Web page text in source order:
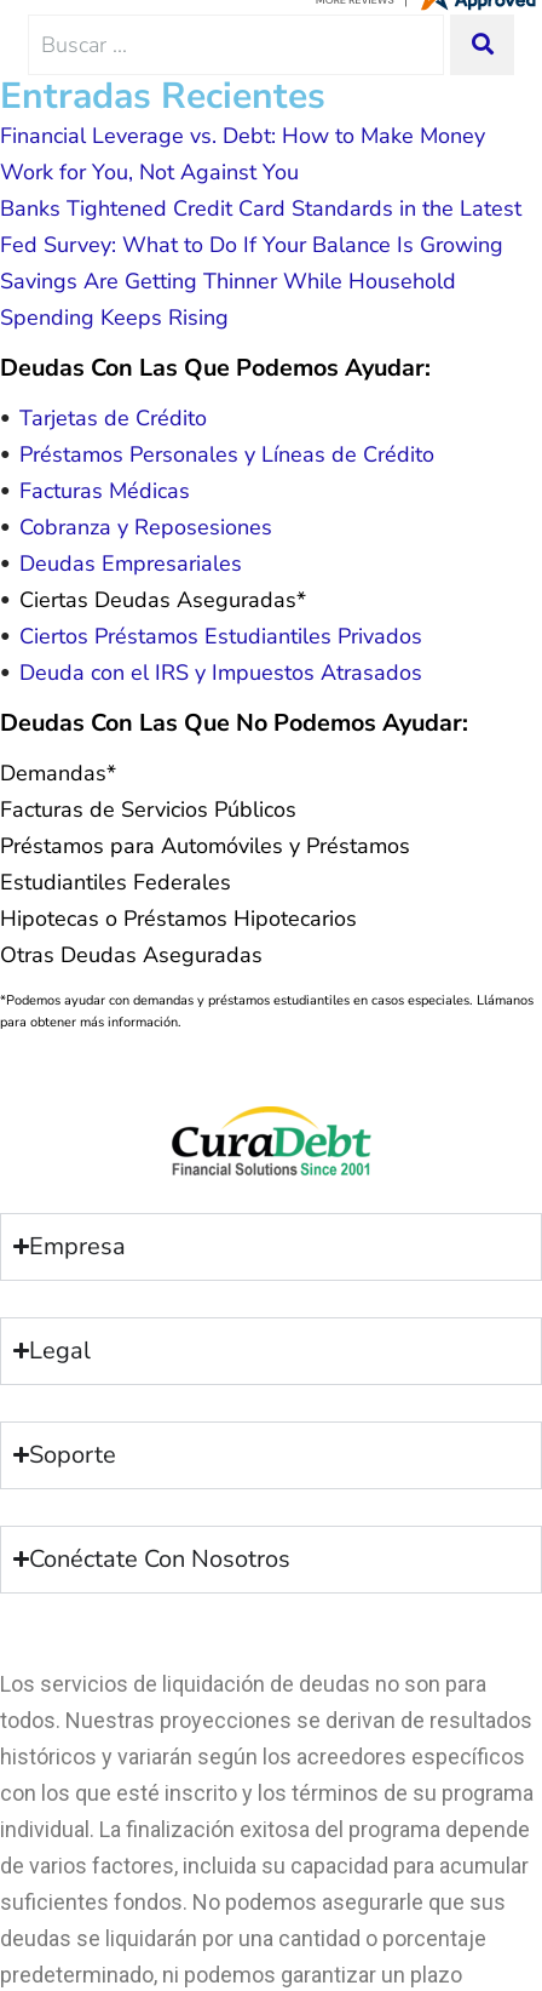
possible because of J Miller, and I am
Search
Entradas Recientes
Financial Leverage vs. Debt: How to Make Money
Work for You, Not Against You
Banks Tightened Credit Card Standards in the Latest
Fed Survey: What to Do If Your Balance Is Growing
Savings Are Getting Thinner While Household
Spending Keeps Rising
Deudas Con Las Que Podemos Ayudar:
Tarjetas de Crédito
Préstamos Personales y Líneas de Crédito
Facturas Médicas
Cobranza y Reposesiones
Deudas Empresariales
Ciertas Deudas Aseguradas*
Ciertos Préstamos Estudiantiles Privados
Deuda con el IRS y Impuestos Atrasados
Deudas Con Las Que No Podemos Ayudar:
Demandas*
Facturas de Servicios Públicos
Préstamos para Automóviles y Préstamos
Estudiantiles Federales
Hipotecas o Préstamos Hipotecarios
Otras Deudas Aseguradas
*Podemos ayudar con demandas y préstamos estudiantiles en casos especiales. Llámanos
para obtener más información.
Empresa
Legal
Soporte
Conéctate Con Nosotros
Los servicios de liquidación de deudas no son para
todos. Nuestras proyecciones se derivan de resultados
históricos y variarán según los acreedores específicos
con los que esté inscrito y los términos de su programa
individual. La finalización exitosa del programa depende
de varios factores, incluida su capacidad para acumular
suficientes fondos. No podemos asegurarle que sus
deudas se liquidarán por una cantidad o porcentaje
predeterminado, ni podemos garantizar un plazo